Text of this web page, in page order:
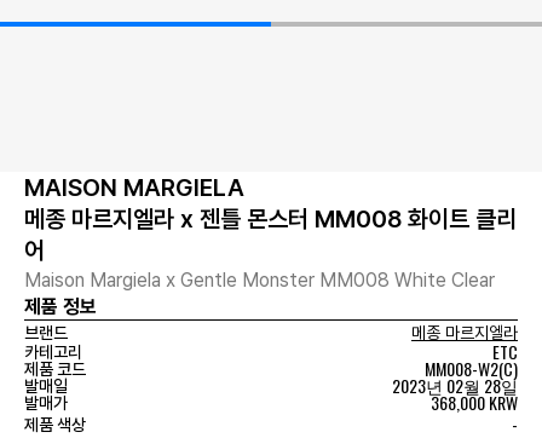
MAISON MARGIELA
메종 마르지엘라 x 젠틀 몬스터 MM008 화이트 클리
어
Maison Margiela x Gentle Monster MM008 White Clear
제품 정보
브랜드
메종 마르지엘라
카테고리
ETC
제품 코드 MM008-W2(C)
발매일 2023년 02월 28일
발매가 368,000 KRW
제품 색상 -